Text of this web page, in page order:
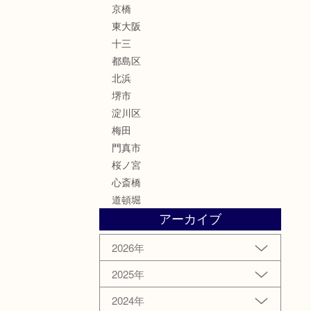
京橋
東大阪
十三
都島区
北浜
堺市
淀川区
梅田
門真市
桜ノ宮
心斎橋
道頓堀
アーカイブ
2026年
2025年
2024年